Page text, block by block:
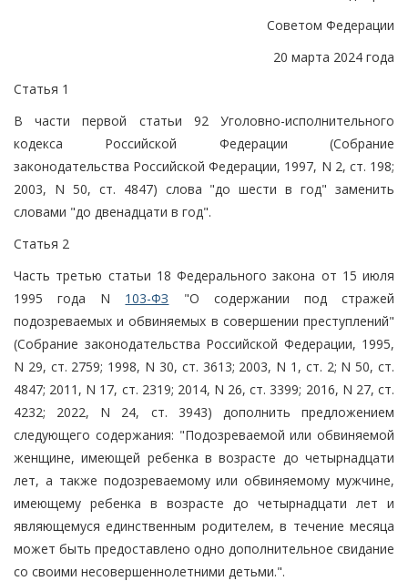
Советом Федерации
20 марта 2024 года
Статья 1
В части первой статьи 92 Уголовно-исполнительного
кодекса Российской Федерации (Собрание
законодательства Российской Федерации, 1997, N 2, ст. 198;
2003, N 50, ст. 4847) слова "до шести в год" заменить
словами "до двенадцати в год".
Статья 2
Часть третью статьи 18 Федерального закона от 15 июля
1995 года N 103-ФЗ "О содержании под стражей
подозреваемых и обвиняемых в совершении преступлений"
(Собрание законодательства Российской Федерации, 1995,
N 29, ст. 2759; 1998, N 30, ст. 3613; 2003, N 1, ст. 2; N 50, ст.
4847; 2011, N 17, ст. 2319; 2014, N 26, ст. 3399; 2016, N 27, ст.
4232; 2022, N 24, ст. 3943) дополнить предложением
следующего содержания: "Подозреваемой или обвиняемой
женщине, имеющей ребенка в возрасте до четырнадцати
лет, а также подозреваемому или обвиняемому мужчине,
имеющему ребенка в возрасте до четырнадцати лет и
являющемуся единственным родителем, в течение месяца
может быть предоставлено одно дополнительное свидание
со своими несовершеннолетними детьми.".